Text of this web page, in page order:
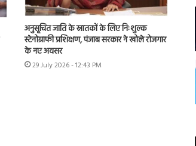
अनुसूचित जाति के स्नातकों के लिए निःशुल्क
स्टेनोग्राफी प्रशिक्षण, पंजाब सरकार ने खोले रोजगार
के नए अवसर
29 July 2026 - 12:43 PM